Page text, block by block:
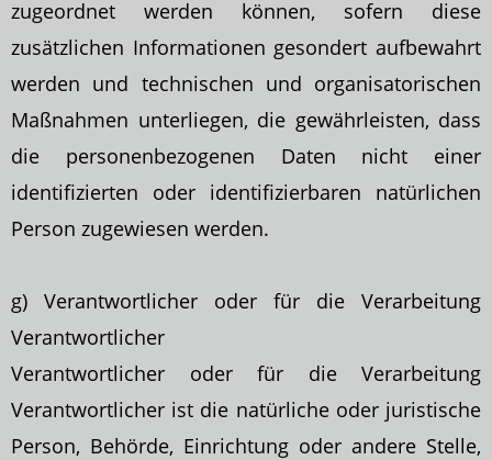
zugeordnet werden können, sofern diese
zusätzlichen Informationen gesondert aufbewahrt
werden und technischen und organisatorischen
Maßnahmen unterliegen, die gewährleisten, dass
die personenbezogenen Daten nicht einer
identifizierten oder identifizierbaren natürlichen
Person zugewiesen werden.
g) Verantwortlicher oder für die Verarbeitung
Verantwortlicher
Verantwortlicher oder für die Verarbeitung
Verantwortlicher ist die natürliche oder juristische
Person, Behörde, Einrichtung oder andere Stelle,